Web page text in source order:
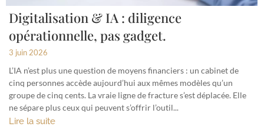
Digitalisation & IA : diligence
opérationnelle, pas gadget.
3 juin 2026
L’IA n’est plus une question de moyens financiers : un cabinet de
cinq personnes accède aujourd’hui aux mêmes modèles qu’un
groupe de cinq cents. La vraie ligne de fracture s’est déplacée. Elle
ne sépare plus ceux qui peuvent s’offrir l’outil...
Lire la suite